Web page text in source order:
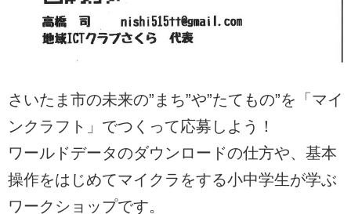
さいたま市の未来の”まち”や”たてもの”を「マイ
ンクラフト」でつくって応募しよう！
ワールドデータのダウンロードの仕方や、基本
操作をはじめてマイクラをする小中学生が学ぶ
ワークショップです。